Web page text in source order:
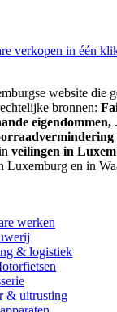
website die
bronnen:
eigendommen,
veilingen in
Luxemburg en in
werken
& logistiek
& uitrusting